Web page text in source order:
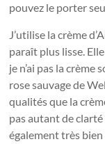
pouvez le porter
J’utilise la crème
paraît plus lisse.
je n’ai pas la crème
rose sauvage de
qualités que la
pas autant de clarté
également très bien